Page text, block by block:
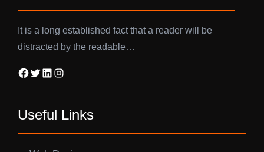
It is a long established fact that a reader will be
distracted by the readable…
Facebook Twitter LinkedIn Instagram
Useful Links